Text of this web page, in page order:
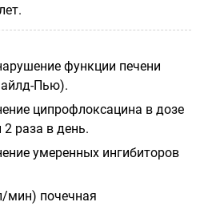
функции печени
Пью).
ципрофлоксацина в дозе
раза в день.
умеренных ингибиторов
мин) почечная